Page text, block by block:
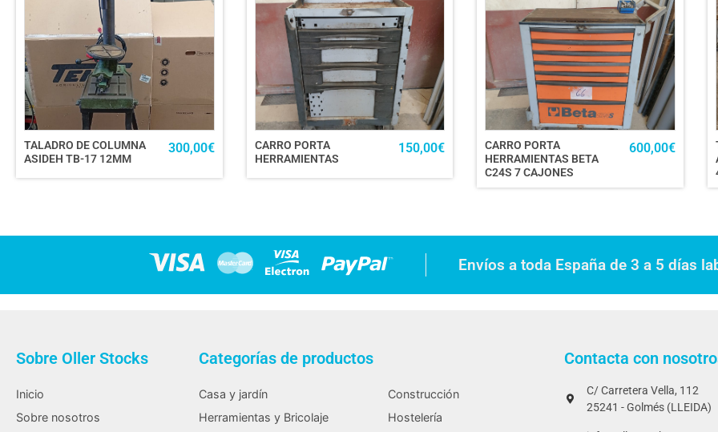
TALADRO DE COLUMNA
ASIDEH TB-17 12MM
300,00€
CARRO PORTA
HERRAMIENTAS
150,00€
CARRO PORTA
HERRAMIENTAS BETA
C24S 7 CAJONES
600,00€
Envíos a toda España de 3 a 5 días
Sobre Oller Stocks
Inicio
Sobre nosotros
Categorías de productos
Casa y jardín
Construcción
Herramientas y Bricolaje
Hostelería
Contacta con
C/ Carretera Vella, 112
25241 - Golmés (LLEIDA)